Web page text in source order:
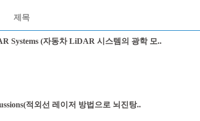
제목
Systems (자동차 LiDAR 시스템의 광학 모..
적외선 레이저 방법으로 뇌진탕..